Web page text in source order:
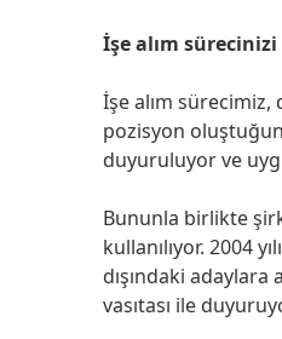
İşe alım sürecinizi
İşe alım sürecimiz,
pozisyon
duyuruluyor ve
Bununla birlikte
kullanılıyor. 2004
dışındaki adaylara
vasıtası ile